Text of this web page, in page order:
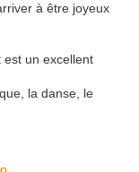
à être joyeux
un excellent
la danse, le